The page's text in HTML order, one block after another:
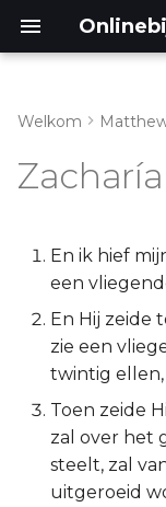
Zacharia 5:5-11
Lukas
Johannes
Handelingen
Romeinen
1 Korinthe
Welkom
En ik hief
een
En Hij zeide
zie een
twintig
Toen zeide
zal over het
steelt, zal
uitgeroeid